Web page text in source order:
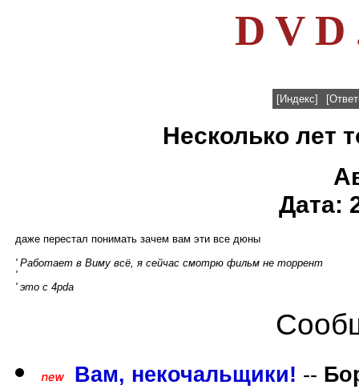
D V D
[Индекс]
Несколько лет
Дата:
даже перестал понимать зачем вам эти все дюны
' Работает в Виму всё, я сейчас смотрю фильм не торрент
'
' это с 4pda
Вам, некочальщики! --